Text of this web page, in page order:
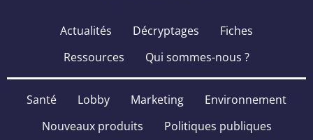
Actualités Décryptages
Fiches
Ressources
Qui sommes-nous ?
Santé Lobby Marketing
Environnement
Nouveaux produits
Politiques publiques